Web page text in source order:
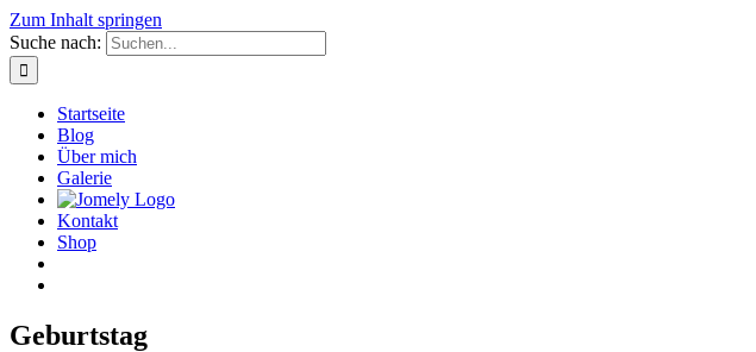
Zum Inhalt springen
Suche nach:
Startseite
Blog
Über mich
Galerie
Kontakt
Shop
Geburtstag